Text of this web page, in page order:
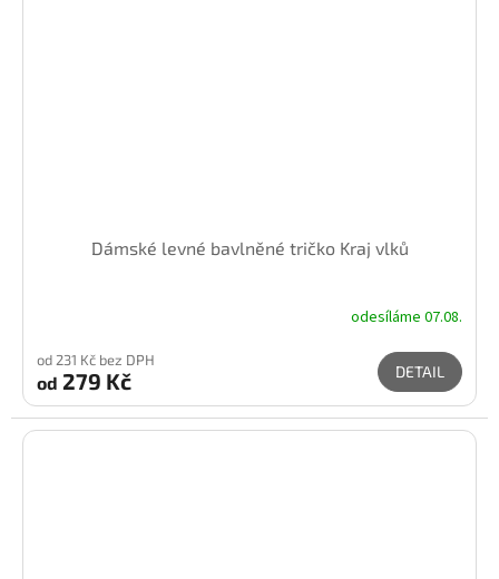
Dámské levné bavlněné tričko Kraj vlků
odesíláme 07.08.
od 231 Kč bez DPH
od 279 Kč DETAIL